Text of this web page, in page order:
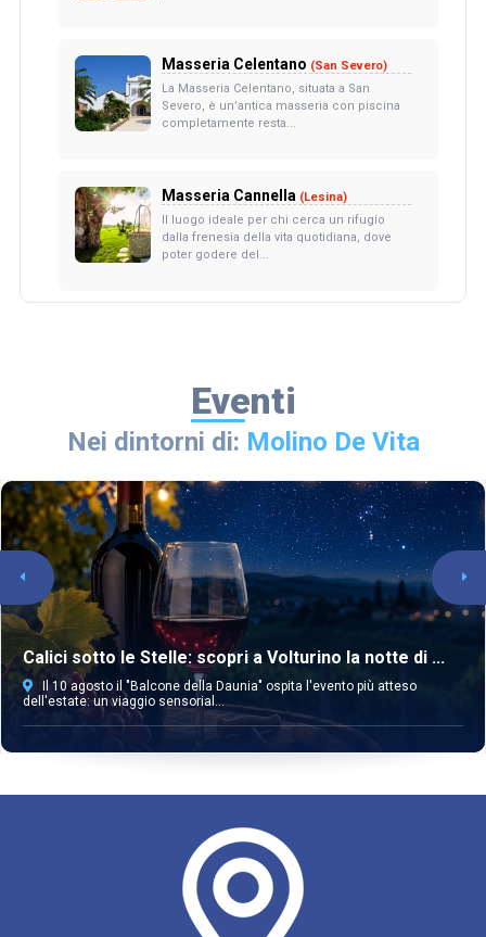
Masseria Celentano (San Severo)
La Masseria Celentano, situata a San
Severo, è un’antica masseria con piscina
completamente resta...
Masseria Cannella (Lesina)
Il luogo ideale per chi cerca un rifugio
dalla frenesia della vita quotidiana, dove
poter godere del...
Eventi
Nei dintorni di: Molino De Vita
Calici sotto le Stelle: scopri a Volturino la notte di ...
Il 10 agosto il "Balcone della Daunia" ospita l'evento più atteso
dell'estate: un viaggio sensorial...